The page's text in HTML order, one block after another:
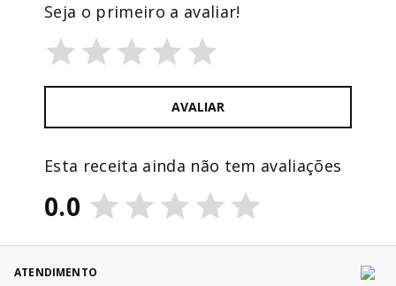
Esta receita ainda não tem avaliações
0.0
Seja o primeiro a avaliar!
AVALIAR
ATENDIMENTO